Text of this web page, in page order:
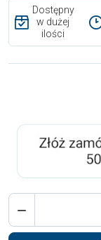
Dostępny
w dużej
ilości
